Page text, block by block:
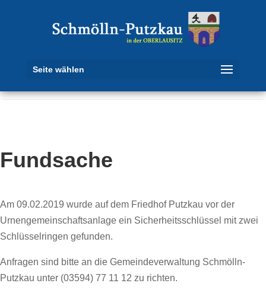
Seite wählen
Fundsache
Am 09.02.2019 wurde auf dem Friedhof Putzkau vor der
Urnengemeinschaftsanlage ein Sicherheitsschlüssel mit zwei
Schlüsselringen gefunden.
Anfragen sind bitte an die Gemeindeverwaltung Schmölln-
Putzkau unter (03594) 77 11 12 zu richten.